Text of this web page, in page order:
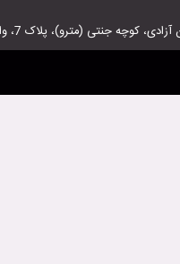
کوچه جنتی (مترو)، پلاک 7، واحد 7